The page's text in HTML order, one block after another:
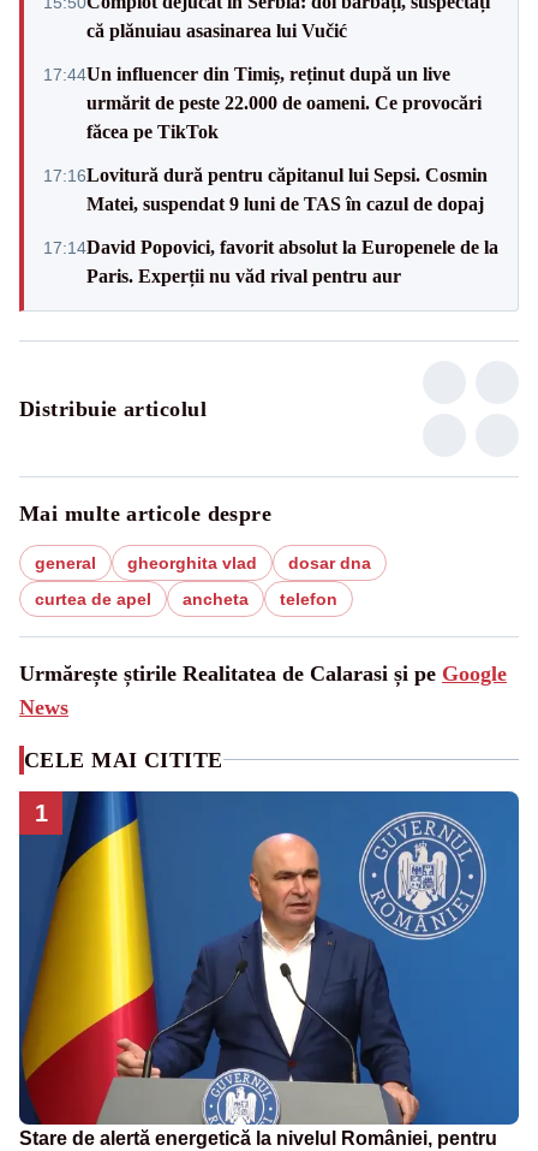
că plănuiau asasinarea lui Vučić
17:44Un influencer din Timiș, reținut după un live
urmărit de peste 22.000 de oameni. Ce provocări
făcea pe TikTok
17:16Lovitură dură pentru căpitanul lui Sepsi. Cosmin
Matei, suspendat 9 luni de TAS în cazul de dopaj
17:14David Popovici, favorit absolut la Europenele de la
Paris. Experții nu văd rival pentru aur
Distribuie articolul
Mai multe articole despre
general gheorghita vlad
dosar dna
curtea de apel
ancheta telefon
Urmărește știrile Realitatea de Calarasi și pe Google
News
CELE MAI CITITE
1
Stare de alertă energetică la nivelul României, pentru